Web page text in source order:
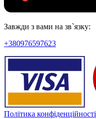
Завжди з вами на зв`язку:
+380976597623
Політика конфіденційності